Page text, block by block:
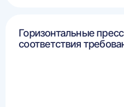
Горизонтальные
соответствия